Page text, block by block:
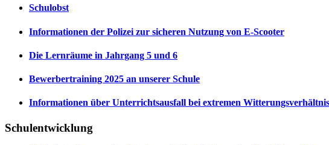
Schulobst
Informationen der Polizei zur sicheren Nutzung von E-Scooter
Die Lernräume in Jahrgang 5 und 6
Bewerbertraining 2025 an unserer Schule
Informationen über Unterrichtsausfall bei extremen
Schulentwicklung